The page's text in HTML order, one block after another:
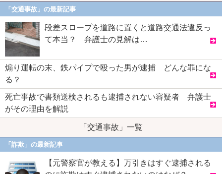
「交通事故」の最新記事
段差スロープを道路に置くと道路交通法違反っ
て本当？ 弁護士の見解は…
煽り運転の末、鉄パイプで殴った男が逮捕 どんな罪にな
る？
死亡事故で書類送検されるも逮捕されない容疑者 弁護士
がその理由を解説
「交通事故」一覧
「詐欺」の最新記事
【元警察官が教える】万引きはすぐ逮捕される